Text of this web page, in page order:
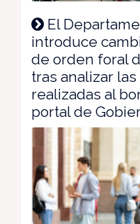
El
introduce
de orden foral
tras analizar
realizadas al
portal de